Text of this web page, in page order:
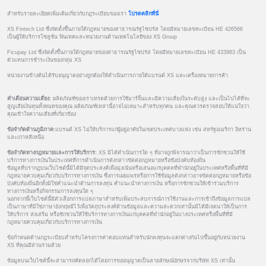
สำหรับรายละเอียดเพิ่มเติมเกี่ยวกับกฎระเบียบของเรา โปรดคลิกที่นี่
XS Fintech Ltd ซึ่งจัดตั้งขึ้นภายใต้กฎหมายของสาธารณรัฐไซปรัส โดยมีหมายเลขทะเบียน HE 426566
เป็นผู้ให้บริการโซลูชั่น ฟินเทคและหน่วยงานด้านเทคโนโลยีของ XS Group
Ficupay Ltd ซึ่งจัดตั้งขึ้นภายใต้กฎหมายของสาธารณรัฐไซปรัส โดยมีหมายเลขทะเบียน HE 433983 เป็น
ตัวแทนการชำระเงินของกลุ่ม XS
หน่วยงานข้างต้นได้รับอนุญาตอย่างถูกต้องให้ดำเนินการภายใต้แบรนด์ XS และเครื่องหมายการค้า
คำเตือนความเสี่ยง: ผลิตภัณฑ์ของเราเทรดด้วยการใช้มาร์จิ้นและมีความเสี่ยงในระดับสูง และเป็นไปได้ที่จะ
สูญเสียเงินทุนทั้งหมดของคุณ ผลิตภัณฑ์เหล่านี้อาจไม่เหมาะสำหรับทุกคน และคุณควรตรวจสอบให้แน่ใจว่า
คุณเข้าใจความเสี่ยงที่เกี่ยวข้อง
ข้อจำกัดด้านภูมิภาค: แบรนด์ XS ไม่ให้บริการแก่ผู้อยู่อาศัยในเขตประเทศบางแห่ง เช่น สหรัฐอเมริกา อิหร่าน
และเกาหลีเหนือ
ข้อจำกัดทางกฎหมายและการให้บริการ: XS มิได้ดำเนินการใด ๆ ที่อาจถูกพิจารณาว่าเป็นการชักชวนให้ใช้
บริการทางการเงินในประเทศที่การดำเนินการดังกล่าวขัดต่อกฎหมายหรือข้อบังคับท้องถิ่น
ข้อมูลที่ปรากฏบนเว็บไซต์นี้มิได้มีจุดประสงค์เพื่อมุ่งเน้นหรือเสนอแก่บุคคลที่พำนักอยู่ในประเทศหรือพื้นที่ที่มี
กฎหมายควบคุมเกี่ยวกับบริการทางการเงิน ซึ่งการเผยแพร่หรือการใช้ข้อมูลดังกล่าวอาจขัดต่อกฎหมายหรือข้อ
บังคับท้องถิ่นอีกทั้งมิใช่คำแนะนำด้านการลงทุน คำแนะนำทางการเงิน หรือการชักชวนให้เข้าร่วมบริการ
ทางการเงินหรือกิจกรรมการลงทุนใด ๆ
นอกจากนี้เว็บไซต์นี้มีตัวเลือกการแปลภาษาสำหรับเพิ่มประสบการณ์การใช้งานและการเข้าถึงข้อมูลการแปล
เป็นภาษาที่มิใช่ภาษาอังกฤษมีไว้เพื่อวัตถุประสงค์ด้านข้อมูลและความสะดวกเท่านั้นมิได้มีเจตนาให้เป็นการ
ให้บริการ ส่งเสริม หรือชักชวนให้ใช้บริการทางการเงินแก่บุคคลที่พำนักอยู่ในบางประเทศหรือพื้นที่ที่มี
กฎหมายควบคุมเกี่ยวกับบริการทางการเงิน
ข้อกำหนดด้านกฎระเบียบสำหรับโครงการค่าตอบแทนสำหรับนักลงทุนจะแตกต่างกันไปขึ้นอยู่กับหน่วยงาน
XS ที่คุณมีส่วนร่วมด้วย
ข้อมูลบนเว็บไซต์นี้จะสามารถคัดลอกได้โดยการขออนุญาตเป็นลายลักษณ์อักษรจากบริษัท XS เท่านั้น